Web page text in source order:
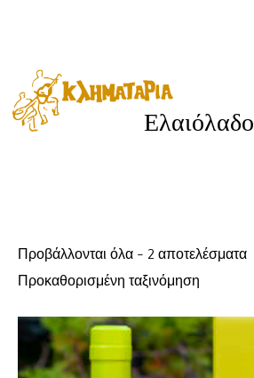
Ελαιόλαδο
Προβάλλονται όλα - 2 αποτελέσματα